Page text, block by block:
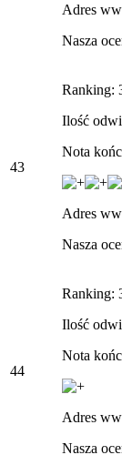
Adres
Nasza
43
Ranking:
Ilość
Nota
Adres
Nasza
44
Ranking:
Ilość
Nota
Adres
Nasza